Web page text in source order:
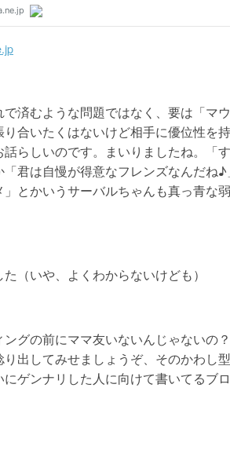
で済むような問題ではなく、要は「マ
り合いたくはないけど相手に優位性を
話らしいのです。まいりましたね。「
「君は自慢が得意なフレンズなんだね
」とかいうサーバルちゃんも真っ青な
（いや、よくわからないけども）
グの前にママ友いないんじゃないの
り出してみせましょうぞ、そのかわし
にゲンナリした人に向けて書いてるブ